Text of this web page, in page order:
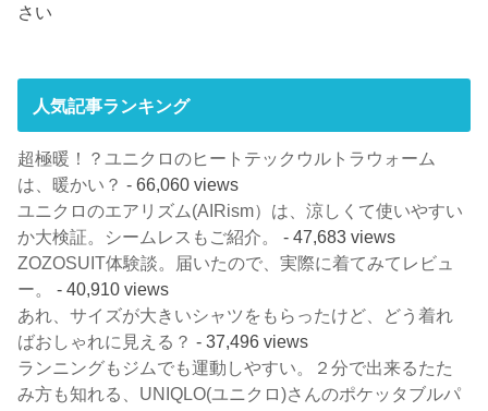
さい
人気記事ランキング
超極暖！？ユニクロのヒートテックウルトラウォーム
は、暖かい？ - 66,060 views
ユニクロのエアリズム(AIRism）は、涼しくて使いやすい
か大検証。シームレスもご紹介。
- 47,683 views
ZOZOSUIT体験談。届いたので、実際に着てみてレビュ
ー。
- 40,910 views
あれ、サイズが大きいシャツをもらったけど、どう着れ
ばおしゃれに見える？ - 37,496 views
ランニングもジムでも運動しやすい。２分で出来るたた
み方も知れる、UNIQLO(ユニクロ)さんのポケッタブルパ